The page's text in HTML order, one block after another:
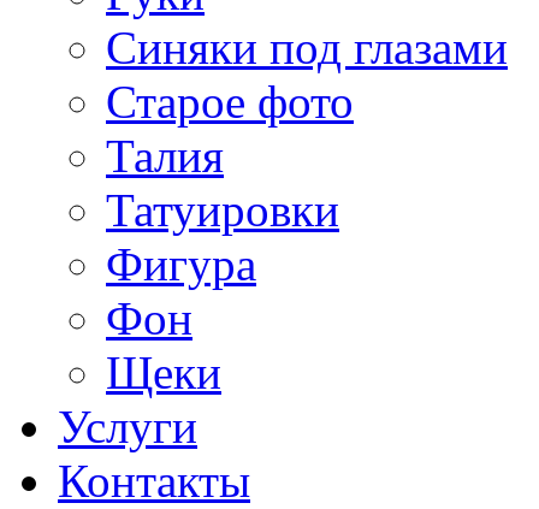
Синяки под глазами
Старое фото
Талия
Татуировки
Фигура
Фон
Щеки
Услуги
Контакты